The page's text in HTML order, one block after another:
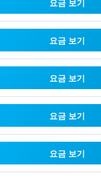
요금 보기
요금 보기
요금 보기
요금 보기
요금 보기